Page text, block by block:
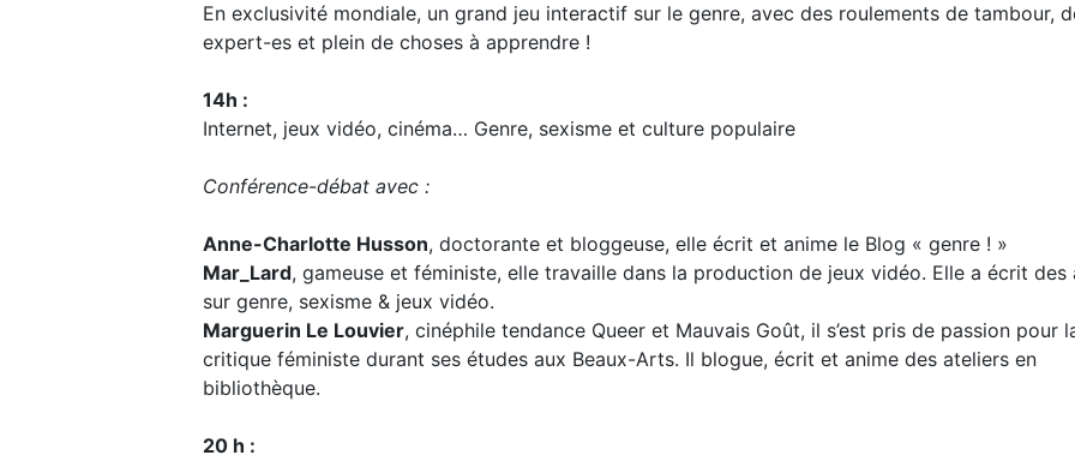
En exclusivité mondiale, un grand jeu interactif sur le genre, avec des roulements de tambour,
expert-es et plein de choses à apprendre !
14h :
Internet, jeux vidéo, cinéma… Genre, sexisme et culture populaire
Conférence-débat avec :
Anne-Charlotte Husson, doctorante et bloggeuse, elle écrit et anime le Blog « genre ! »
Mar_Lard, gameuse et féministe, elle travaille dans la production de jeux vidéo. Elle a écrit des
sur genre, sexisme & jeux vidéo.
Marguerin Le Louvier, cinéphile tendance Queer et Mauvais Goût, il s’est pris de passion pour
critique féministe durant ses études aux Beaux-Arts. Il blogue, écrit et anime des ateliers en
bibliothèque.
20 h :